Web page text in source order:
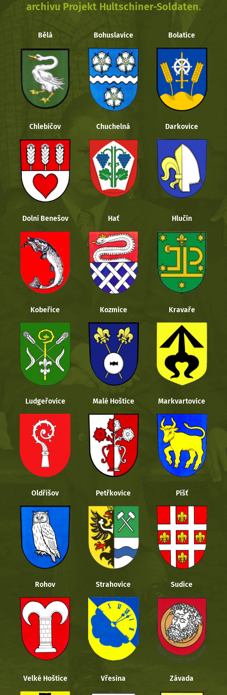
archivu Projekt Hultschiner-Soldaten.
Bělá Bohuslavice Bolatice
Chlebičov Chuchelná Darkovice
Dolní Benešov Hať Hlučín
Kobeřice Kozmice Kravaře
Ludgeřovice Malé Hoštice Markvartovice
Oldřišov Petřkovice Píšť
Rohov Strahovice Sudice
Velké Hoštice Vřesina Závada